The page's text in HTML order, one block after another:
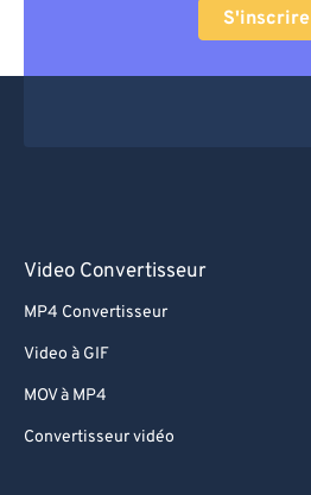
S'inscrire
Video Convertisseur
MP4 Convertisseur
Video à GIF
MOV à MP4
Convertisseur vidéo